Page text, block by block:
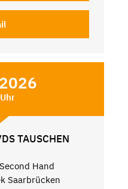
TAUSCHEN
Hand
Saarbrücken